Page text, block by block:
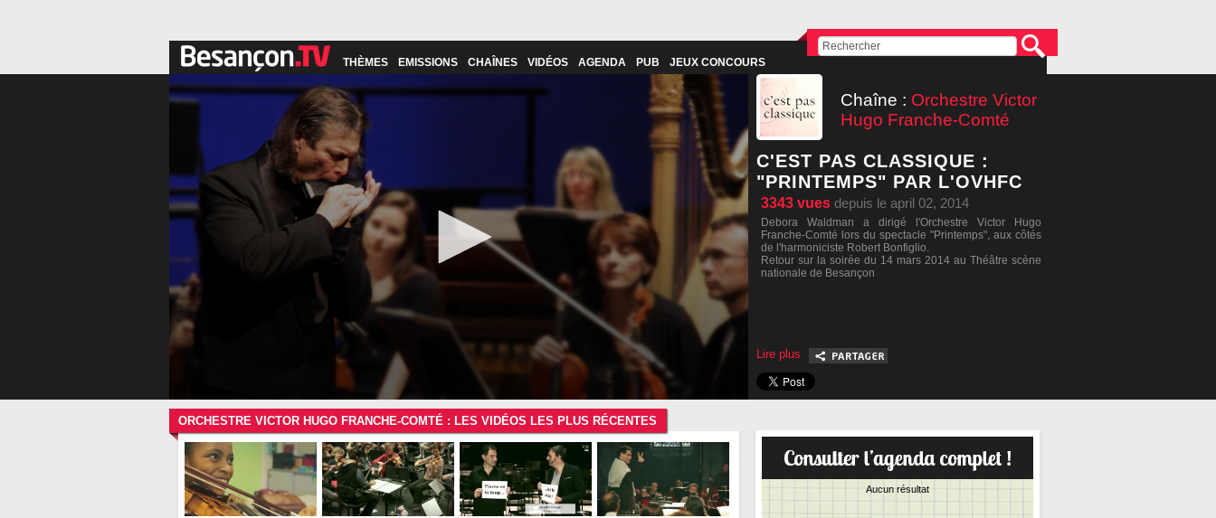
THÈMES EMISSIONS CHAÎNES VIDÉOS AGENDA PUB JEUX CONCOURS
Chaîne : Orchestre Victor
Hugo Franche-Comté
C'EST PAS CLASSIQUE :
"PRINTEMPS" PAR L'OVHFC
3343 vues depuis le april 02, 2014
Debora Waldman a dirigé l'Orchestre Victor Hugo
Franche-Comté lors du spectacle "Printemps", aux côtés
de l'harmoniciste Robert Bonfiglio.
Retour sur la soirée du 14 mars 2014 au Théâtre scène
nationale de Besançon
Lire plus
ORCHESTRE VICTOR HUGO FRANCHE-COMTÉ : LES VIDÉOS LES PLUS RÉCENTES
Aucun résultat